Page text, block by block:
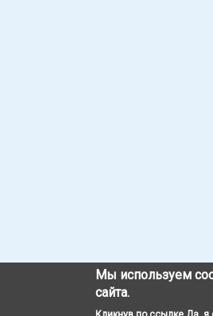
Мы используем
сайта.